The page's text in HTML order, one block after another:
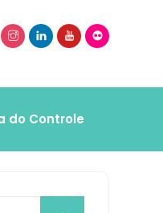
do Controle